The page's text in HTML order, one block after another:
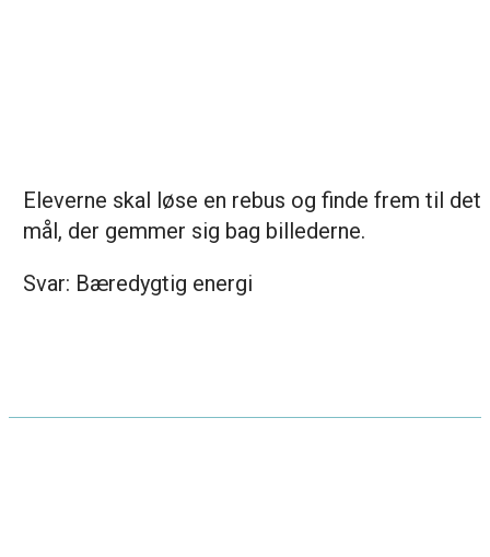
Eleverne skal løse en rebus og finde frem til det
mål, der gemmer sig bag billederne.
Svar: Bæredygtig energi